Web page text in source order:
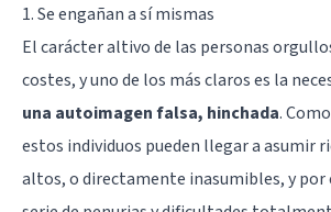
1. Se engañan a sí mismas
El carácter altivo de las personas
costes, y uno de los más claros es la
una autoimagen falsa, hinchada.
estos individuos pueden llegar a asumir
altos, o directamente inasumibles, y por